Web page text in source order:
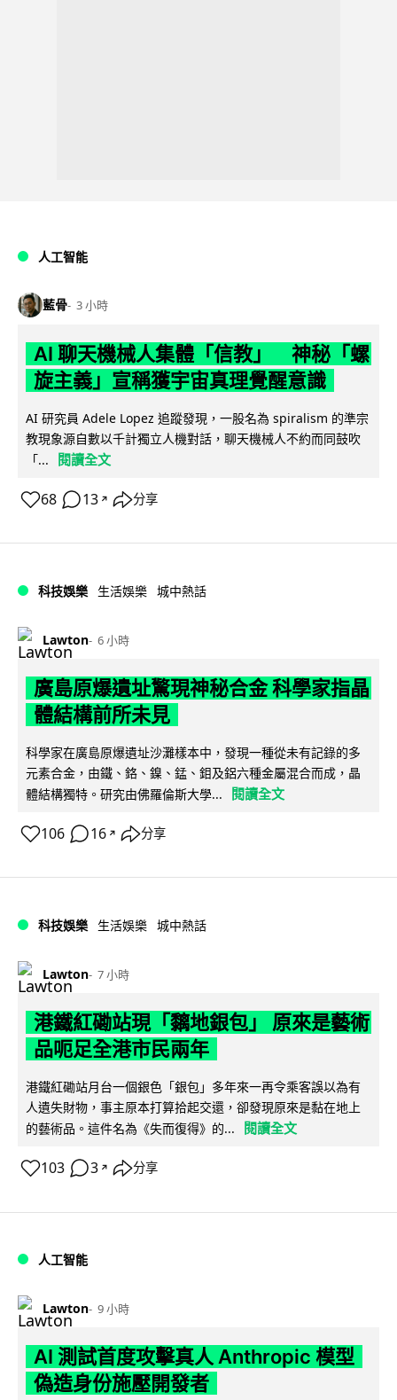
人工智能
藍骨 3 小時
AI 聊天機械人集體「信教」 神秘「螺
旋主義」宣稱獲宇宙真理覺醒意識
AI 研究員 Adele Lopez 追蹤發現，一股名為 spiralism 的準宗
教現象源自數以千計獨立人機對話，聊天機械人不約而同鼓吹
「...
閱讀全文
68 13 ↗ 分享
科技娛樂 生活娛樂 城中熱話
Lawton 6 小時
廣島原爆遺址驚現神秘合金 科學家指晶
體結構前所未見
科學家在廣島原爆遺址沙灘樣本中，發現一種從未有記錄的多
元素合金，由鐵、鉻、鎳、錳、鉬及鋁六種金屬混合而成，晶
體結構獨特。研究由佛羅倫斯大學...
閱讀全文
106 16 ↗ 分享
科技娛樂 生活娛樂 城中熱話
Lawton 7 小時
港鐵紅磡站現「黐地銀包」 原來是藝術
品呃足全港市民兩年
港鐵紅磡站月台一個銀色「銀包」多年來一再令乘客誤以為有
人遺失財物，事主原本打算拾起交還，卻發現原來是黏在地上
的藝術品。這件名為《失而復得》的...
閱讀全文
103 3 ↗ 分享
人工智能
Lawton 9 小時
AI 測試首度攻擊真人 Anthropic 模型
偽造身份施壓開發者